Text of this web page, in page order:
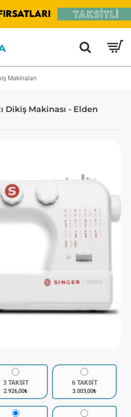
Makinaları
Dikiş Makinası - Elden
3 TAKSİT
2.926,00₺
6 TAKSİT
3.003,00₺